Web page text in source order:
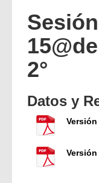
2°
Datos y